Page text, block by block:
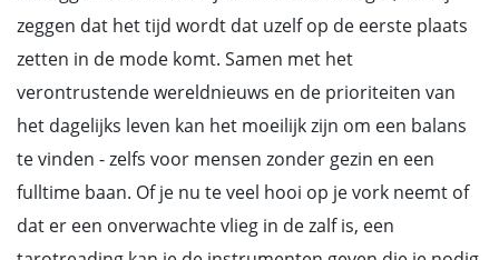
zeggen dat het tijd wordt dat uzelf op de eerste plaats
zetten in de mode komt. Samen met het
verontrustende wereldnieuws en de prioriteiten van
het dagelijks leven kan het moeilijk zijn om een balans
te vinden - zelfs voor mensen zonder gezin en een
fulltime baan. Of je nu te veel hooi op je vork neemt of
dat er een onverwachte vlieg in de zalf is, een